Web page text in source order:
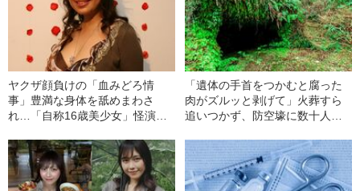
ヤクザ顔負けの「血みどろ情
事」豊満な身体を舐めまわさ
れ…「自称16歳美少女」怪演
ぎる“熟れ方”
「遺体の手首をつかむと腐った
肉がズルッと剥げて」火葬すら
追いつかず、防空壕に数十人
た少年兵が明かした“過酷すぎる
任務”とは